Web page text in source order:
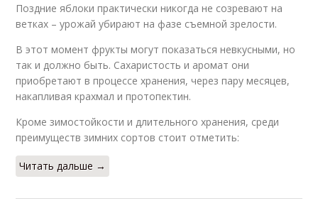
Поздние яблоки практически никогда не созревают на
ветках – урожай убирают на фазе съемной зрелости.
В этот момент фрукты могут показаться невкусными, но
так и должно быть. Сахаристость и аромат они
приобретают в процессе хранения, через пару месяцев,
накапливая крахмал и протопектин.
Кроме зимостойкости и длительного хранения, среди
преимуществ зимних сортов стоит отметить:
Читать дальше →